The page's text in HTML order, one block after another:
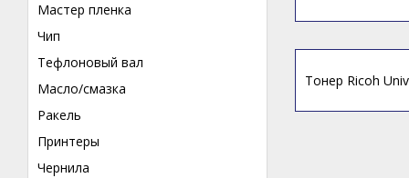
Мастер пленка
Чип
Тефлоновый вал
Масло/смазка
Ракель
Принтеры
Чернила
Тонер Ricoh